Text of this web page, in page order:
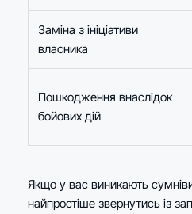
Заміна з ініціативи
власника
Пошкодження внаслідок
бойових дій
Якщо у вас виникають
найпростіше звернутись із